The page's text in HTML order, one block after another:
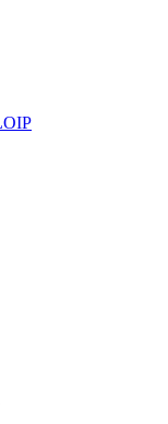
промышленности и